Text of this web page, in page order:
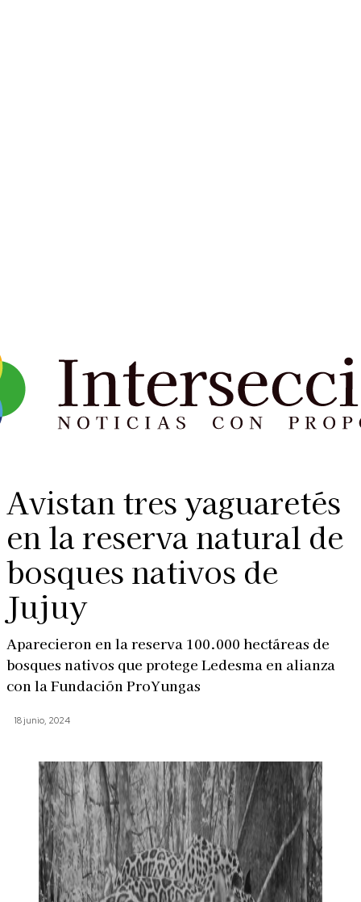
Avistan tres yaguaretés
en la reserva natural de
bosques nativos de
Jujuy
Aparecieron en la reserva 100.000 hectáreas de
bosques nativos que protege Ledesma en alianza
con la Fundación ProYungas
18 junio, 2024